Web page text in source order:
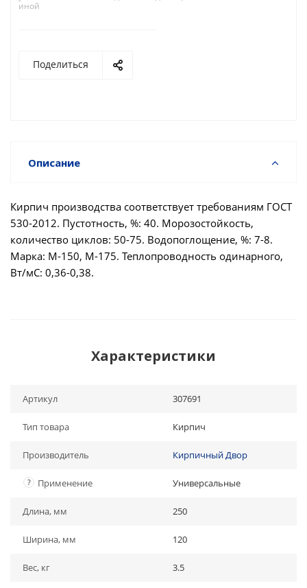
иной
Поделиться
Описание
Кирпич производства соответствует требованиям ГОСТ
530-2012. Пустотность, %: 40. Морозостойкость,
количество циклов: 50-75. Водопоглощение, %: 7-8.
Марка: М-150, М-175. Теплопроводность одинарного,
Вт/мС: 0,36-0,38.
Характеристики
Артикул 307691
Тип товара Кирпич
Производитель Кирпичный Двор
? Применение Универсальные
Длина, мм 250
Ширина, мм 120
Вес, кг 3.5